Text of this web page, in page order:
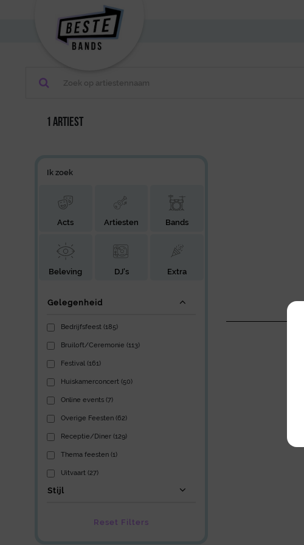
1 artiest
Ik zoek
Acts Artiesten Bands
Beleving DJ's Extra
Gelegenheid
Bedrijfsfeest (185)
Bruiloft/Ceremonie (113)
Festival (161)
Huiskamerconcert (50)
Online events (7)
Overige Feesten (62)
Receptie/Diner (129)
Thema feesten (1)
Uitvaart (27)
Stijl
Reset Filters